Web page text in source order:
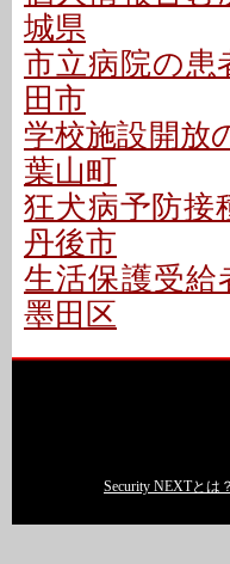
城県
市立病院の患
田市
学校施設開放
葉山町
狂犬病予防接
丹後市
生活保護受
墨田区
Security NEXTとは？